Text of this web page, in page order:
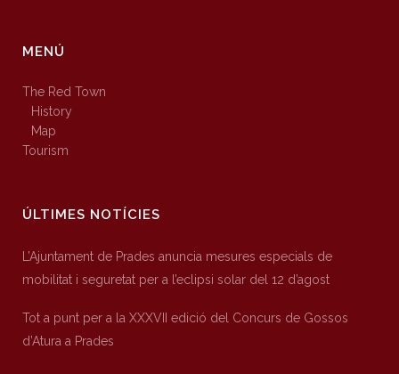
MENÚ
The Red Town
History
Map
Tourism
ÚLTIMES NOTÍCIES
L’Ajuntament de Prades anuncia mesures especials de
mobilitat i seguretat per a l’eclipsi solar del 12 d’agost
Tot a punt per a la XXXVII edició del Concurs de Gossos
d’Atura a Prades